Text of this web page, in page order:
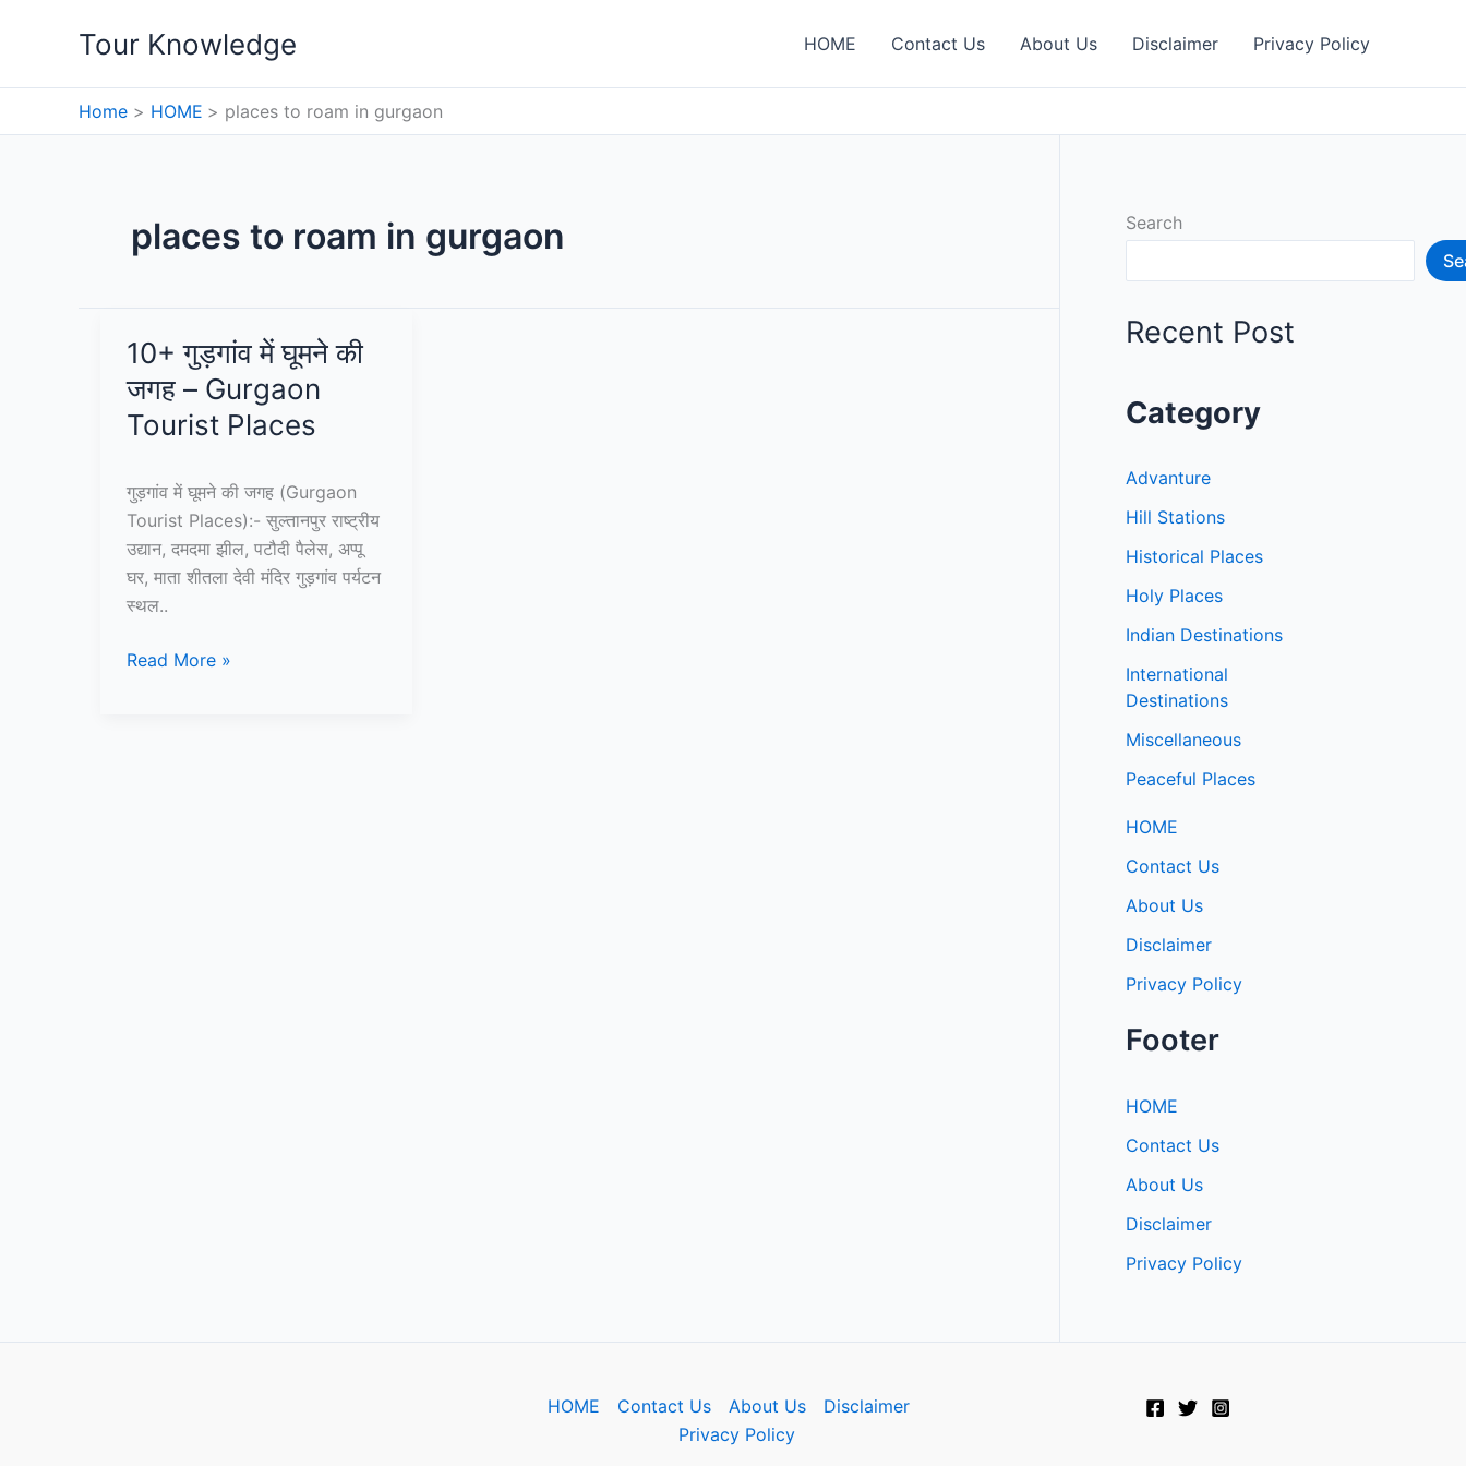
Tour Knowledge HOME Contact Us About Us Disclaimer Privacy Policy
Home HOME places to roam in gurgaon
places to roam in gurgaon
10+ गुड़गांव में घूमने की
जगह – Gurgaon
Tourist Places
गुड़गांव में घूमने की जगह (Gurgaon
Tourist Places):- सुल्तानपुर राष्ट्रीय
उद्यान, दमदमा झील, पटौदी पैलेस, अप्पू
घर, माता शीतला देवी मंदिर गुड़गांव पर्यटन
स्थल..
10+
Read More »
Search
Recent Post
Category
Advanture
Hill Stations
Historical Places
Holy Places
Indian Destinations
International
Destinations
Miscellaneous
Peaceful Places
HOME
Contact Us
About Us
Disclaimer
Privacy Policy
Footer
HOME
Contact Us
About Us
Disclaimer
Privacy Policy
HOME Contact Us About Us
Disclaimer
Privacy Policy